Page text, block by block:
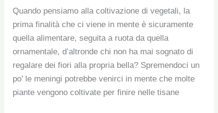
Quando pensiamo alla coltivazione di vegetali, la
prima finalità che ci viene in mente è sicuramente
quella alimentare, seguita a ruota da quella
ornamentale, d’altronde chi non ha mai sognato di
regalare dei fiori alla propria bella? Spremendoci un
po’ le meningi potrebbe venirci in mente che molte
piante vengono coltivate per finire nelle tisane